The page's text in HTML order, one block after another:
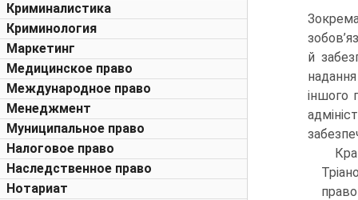
Криминалистика
Криминология
Маркетинг
Медицинское право
Международное право
Менеджмент
Муниципальное право
Налоговое право
Наследственное право
Нотариат
й
іншого